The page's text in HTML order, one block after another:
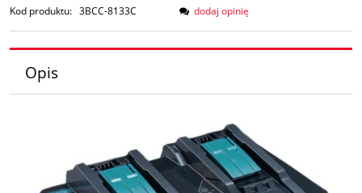
Kod produktu: 3BCC-8133C
dodaj opinię
Opis